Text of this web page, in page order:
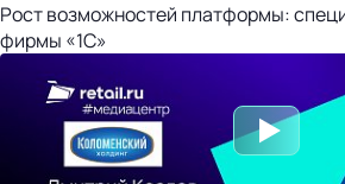
Рост возможностей платформы:
фирмы «1С»